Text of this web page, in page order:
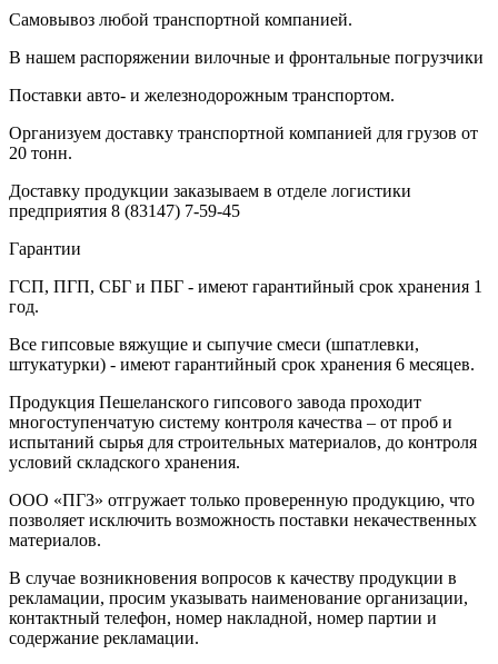
Самовывоз любой транспортной компанией.
В нашем распоряжении вилочные и фронтальные погрузчики
Поставки авто- и железнодорожным транспортом.
Организуем доставку транспортной компанией для грузов от
20 тонн.
Доставку продукции заказываем в отделе логистики
предприятия 8 (83147) 7-59-45
Гарантии
ГСП, ПГП, СБГ и ПБГ - имеют гарантийный срок хранения 1
год.
Все гипсовые вяжущие и сыпучие смеси (шпатлевки,
штукатурки) - имеют гарантийный срок хранения 6 месяцев.
Продукция Пешеланского гипсового завода проходит
многоступенчатую систему контроля качества – от проб и
испытаний сырья для строительных материалов, до контроля
условий складского хранения.
ООО «ПГЗ» отгружает только проверенную продукцию, что
позволяет исключить возможность поставки некачественных
материалов.
В случае возникновения вопросов к качеству продукции в
рекламации, просим указывать наименование организации,
контактный телефон, номер накладной, номер партии и
содержание рекламации.